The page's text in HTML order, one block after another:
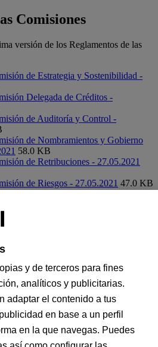
Comisiones
versión de los Reglamentos de las
de Estrategia y Sostenibilidad -
Delegada de Créditos -
de Auditoría y Control -
de Nombramientos y Gobierno
58.0 KB
de Retribuciones - 27.05.2021
de Riesgos - 27.05.2021 47.0 KB
su navegación, así como para
navegando, acepta su instalación y
y de terceros para fines
analíticos y publicitarias.
adaptar el contenido a tus
en base a un perfil
en la que navegas. Puedes